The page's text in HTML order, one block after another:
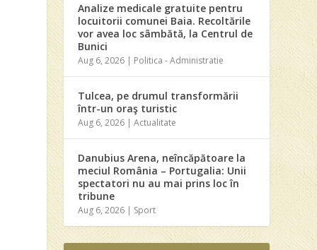
Analize medicale gratuite pentru
locuitorii comunei Baia. Recoltările
vor avea loc sâmbătă, la Centrul de
Bunici
Aug 6, 2026 | Politica - Administratie
Tulcea, pe drumul transformării
într-un oraş turistic
Aug 6, 2026 |Actualitate
Danubius Arena, neîncăpătoare la
meciul România – Portugalia: Unii
spectatori nu au mai prins loc în
tribune
Aug 6, 2026 | Sport